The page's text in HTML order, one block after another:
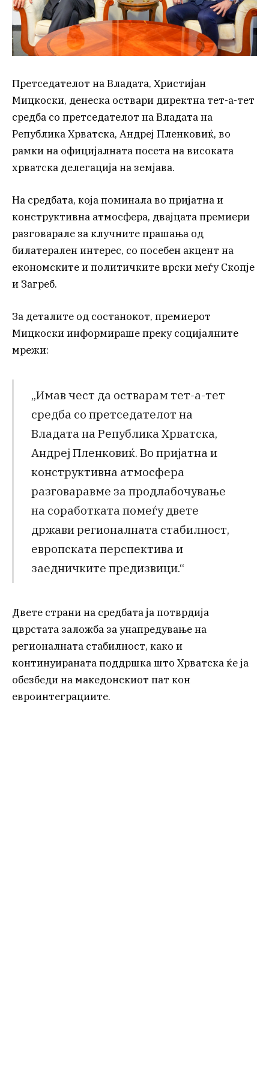
Претседателот на Владата, Христијан
Мицкоски, денеска оствари директна тет-а-тет
средба со претседателот на Владата на
Република Хрватска, Андреј Пленковиќ, во
рамки на официјалната посета на високата
хрватска делегација на земјава.
На средбата, која поминала во пријатна и
конструктивна атмосфера, двајцата премиери
разговарале за клучните прашања од
билатерален интерес, со посебен акцент на
економските и политичките врски меѓу Скопје
и Загреб.
За деталите од состанокот, премиерот
Мицкоски информираше преку социјалните
мрежи:
„Имав чест да остварам тет-а-тет
средба со претседателот на
Владата на Република Хрватска,
Андреј Пленковиќ. Во пријатна и
конструктивна атмосфера
разговаравме за продлабочување
на соработката помеѓу двете
држави регионалната стабилност,
европската перспектива и
заедничките предизвици.“
Двете страни на средбата ја потврдија
цврстата заложба за унапредување на
регионалната стабилност, како и
континуираната поддршка што Хрватска ќе ја
обезбеди на македонскиот пат кон
евроинтеграциите.